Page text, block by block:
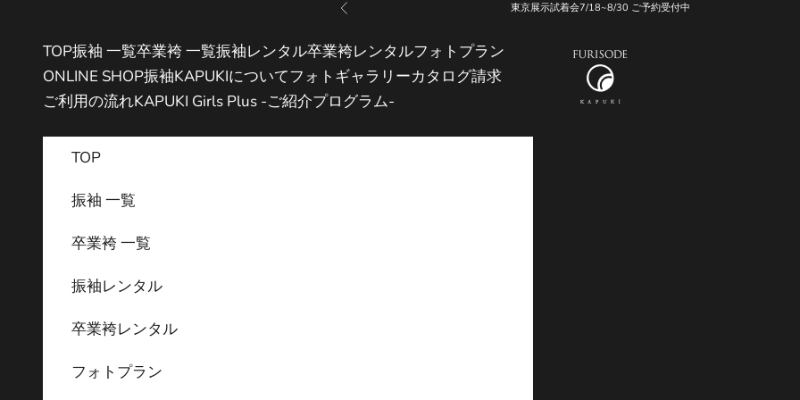
前へ 東京展示試着会7/18~8/30 ご予約受付中
振袖KAPUKI
TOP振袖 一覧卒業袴 一覧振袖レンタル卒業袴レンタルフォトプラン
ONLINE SHOP振袖KAPUKIについてフォトギャラリーカタログ請求
ご利用の流れKAPUKI Girls Plus -ご紹介プログラム-
TOP
振袖 一覧
卒業袴 一覧
振袖レンタル
卒業袴レンタル
フォトプラン